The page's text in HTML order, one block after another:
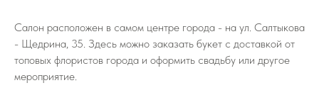
Салон расположен в самом центре города - на ул. Салтыкова
- Щедрина, 35. Здесь можно заказать букет с доставкой от
топовых флористов города и оформить свадьбу или другое
мероприятие.